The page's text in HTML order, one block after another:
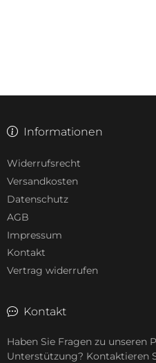
Informationen
Widerrufsrecht
Versandkosten
Datenschutz
AGB
Impressum
Kontakt
Vertrag widerrufen
Kontakt
Haben Sie Fragen zu unseren
Unterstützung? Kontaktieren